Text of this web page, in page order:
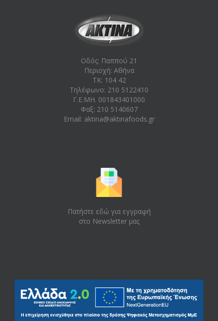
Οδός: Παππού 21
Περιοχή: Aθήνα
ΤΚ: 104 42
Τηλέφωνο: 210 5122410
Γ.Ε.ΜΗ. 001843401000
Φαξ: 210 5140607
Email: aktina@aktinafoods.gr
Πατήστε εδώ για εγγραφή
στο Newsletter μας